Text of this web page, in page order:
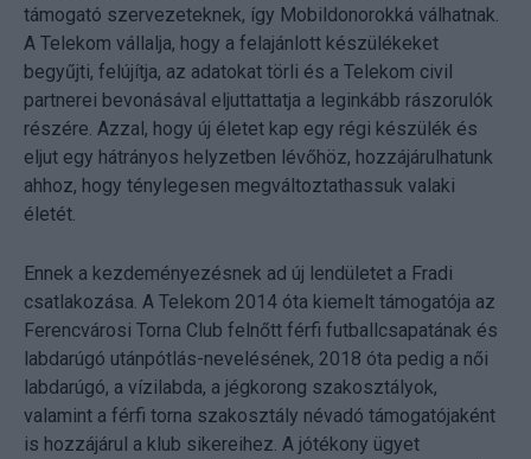
támogató szervezeteknek, így Mobildonorokká válhatnak.
A Telekom vállalja, hogy a felajánlott készülékeket
begyűjti, felújítja, az adatokat törli és a Telekom civil
partnerei bevonásával eljuttattatja a leginkább rászorulók
részére. Azzal, hogy új életet kap egy régi készülék és
eljut egy hátrányos helyzetben lévőhöz, hozzájárulhatunk
ahhoz, hogy ténylegesen megváltoztathassuk valaki
életét.
Ennek a kezdeményezésnek ad új lendületet a Fradi
csatlakozása. A Telekom 2014 óta kiemelt támogatója az
Ferencvárosi Torna Club felnőtt férfi futballcsapatának és
labdarúgó utánpótlás-nevelésének, 2018 óta pedig a női
labdarúgó, a vízilabda, a jégkorong szakosztályok,
valamint a férfi torna szakosztály névadó támogatójaként
is hozzájárul a klub sikereihez. A jótékony ügyet